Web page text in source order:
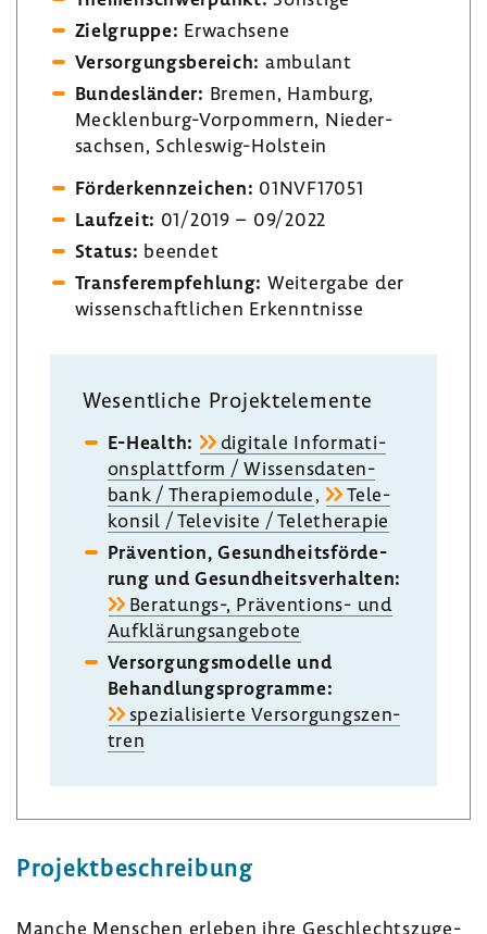
Ziel­gruppe: Erwach­sene
Versor­gungs­be­reich: ambu­lant
Bundes­länder: Bremen, Hamburg,
Mecklenburg-​Vorpommern, Nieder­
sachsen, Schleswig-​Holstein
Förder­kenn­zei­chen: 01NVF17051
Lauf­zeit: 01/2019 – 09/2022
Status: beendet
Trans­fer­emp­feh­lung: Weiter­gabe der
wissen­schaft­li­chen Erkennt­nisse
Wesent­liche Projekt­ele­mente
E-​Health:
digi­tale Infor­ma­ti­
ons­platt­form / Wissens­da­ten­
bank / Thera­pie­mo­dule,
Tele­
konsil / Tele­vi­site / Tele­the­rapie
Präven­tion, Gesund­heits­för­de­
rung und Gesund­heits­ver­halten:
Beratungs-​, Präventions-​ und
Aufklä­rungs­an­ge­bote
Versor­gungs­mo­delle und
Behand­lungs­pro­gramme:
spezia­li­sierte Versor­gungs­zen­
tren
Projekt­be­schrei­bung
Manche Menschen erleben ihre Geschlechts­zu­ge­